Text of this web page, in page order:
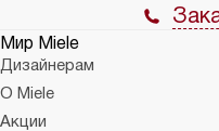
Мир Miele
Дизайнерам
О Miele
Акции